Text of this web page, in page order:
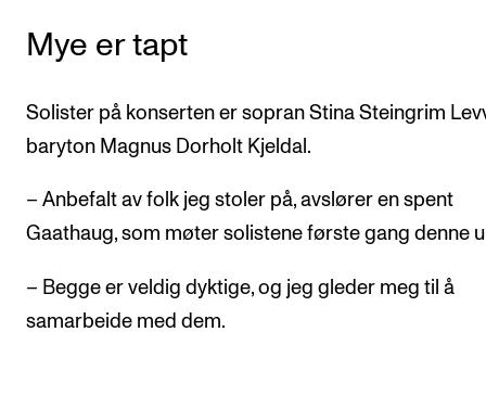
Mye er tapt
Solister på konserten er sopran Stina Steingrim
baryton Magnus Dorholt Kjeldal.
– Anbefalt av folk jeg stoler på, avslører en spent
Gaathaug, som møter solistene første gang denne
– Begge er veldig dyktige, og jeg gleder meg til å
samarbeide med dem.